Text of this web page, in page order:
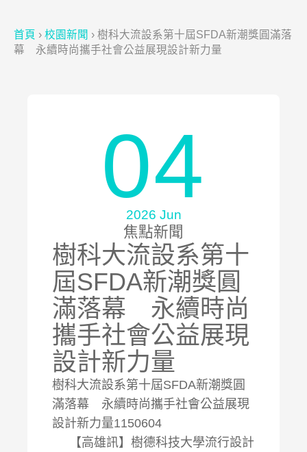
首頁 › 校園新聞 › 樹科大流設系第十屆SFDA新潮獎圓滿落
幕 永續時尚攜手社會公益展現設計新力量
04
2026 Jun
焦點新聞
樹科大流設系第十
屆SFDA新潮獎圓
滿落幕 永續時尚
攜手社會公益展現
設計新力量
樹科大流設系第十屆SFDA新潮獎圓
滿落幕 永續時尚攜手社會公益展現
設計新力量1150604
【高雄訊】樹德科技大學流行設計